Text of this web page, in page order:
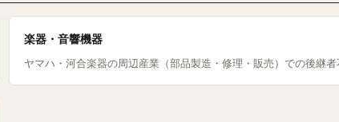
楽器・音響機器
ヤマハ・河合楽器の周辺産業（部品製造・修理・販売）での後継者